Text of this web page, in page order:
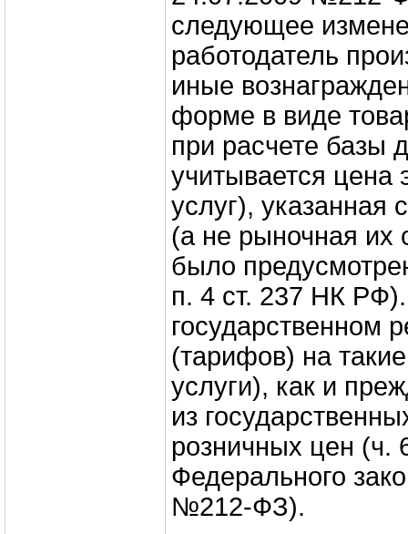
следующее
работодатель
иные
форме в виде
при расчете базы
учитывается цена
услуг), указанная
(а не рыночная их
было
п. 4 ст. 237 НК
государственном
(тарифов) на
услуги), как и
из
розничных цен (ч.
Федерального
№212‑ФЗ).